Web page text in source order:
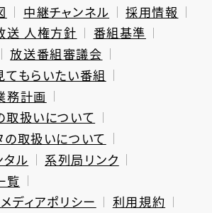
中継チャンネル
採用情報
送 人権方針
番組基準
放送番組審議会
もらいたい番組
務計画
取扱いについて
取扱いについて
ル
系列局リンク
覧
ディアポリシー
利用規約